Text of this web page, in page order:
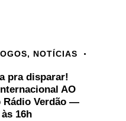
NOTÍCIAS
pra disparar!
AO
Rádio Verdão —
16h